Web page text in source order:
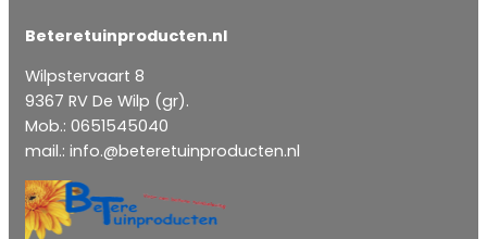
Beteretuinproducten.nl
Wilpstervaart 8
9367 RV De Wilp (gr).
Mob.: 0651545040
mail.: info.@beteretuinproducten.nl